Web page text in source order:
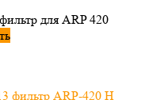
для ARP 420